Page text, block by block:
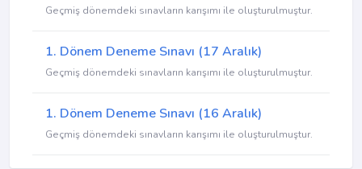
Geçmiş dönemdeki sınavların karışımı ile oluşturulmuştur.
1. Dönem Deneme Sınavı (17 Aralık)
Geçmiş dönemdeki sınavların karışımı ile oluşturulmuştur.
1. Dönem Deneme Sınavı (16 Aralık)
Geçmiş dönemdeki sınavların karışımı ile oluşturulmuştur.